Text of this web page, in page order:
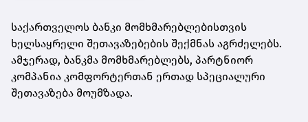
საქართველოს ბანკი მომხმარებლებისთვის
ხელსაყრელი შეთავაზებების შექმნას აგრძელებს.
ამჯერად, ბანკმა მომხმარებლებს, პარტნიორ
კომპანია კომფორტერთან ერთად სპეციალური
შეთავაზება მოუმზადა.